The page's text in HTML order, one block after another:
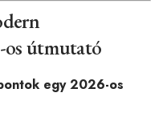
os útmutató
egy 2026-os